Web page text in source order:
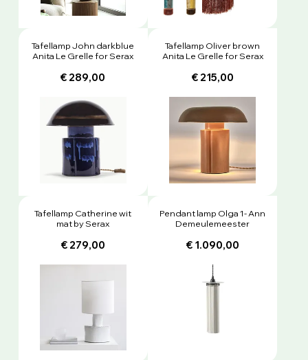
Tafellamp John darkblue
Anita Le Grelle for Serax
€ 289,00
Tafellamp Oliver brown
Anita Le Grelle for Serax
€ 215,00
Tafellamp Catherine wit
mat by Serax
€ 279,00
Pendant lamp Olga 1- Ann
Demeulemeester
€ 1.090,00